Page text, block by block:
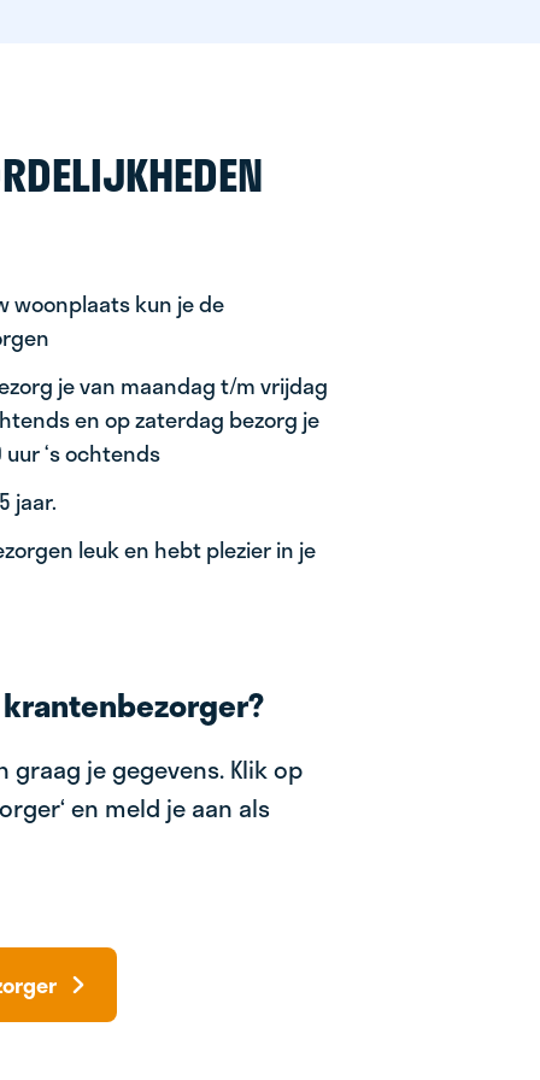
woonplaats kun je de
je van maandag t/m vrijdag
en op zaterdag bezorg je
‘s ochtends
jaar.
leuk en hebt plezier in je
graag je gegevens. Klik op
en meld je aan als